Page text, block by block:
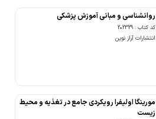
روانشناسی و مبانی آموزش پزشکی
کد کتاب : 202329
انتشارات آراز نوین
مورینگا اولیفرا رویکردی جامع در تغذیه و محیط
زیست